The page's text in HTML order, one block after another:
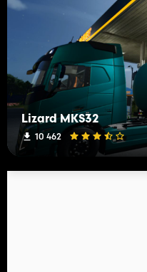
Lizard MKS32
10 462